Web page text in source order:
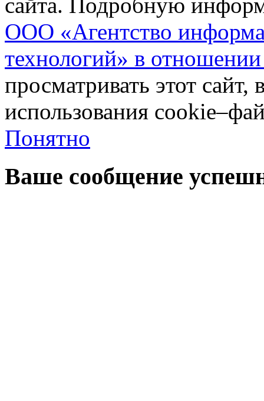
сайта. Подробную
ООО «Агентство
технологий» в
просматривать этот
использования
Понятно
Ваше сообщение